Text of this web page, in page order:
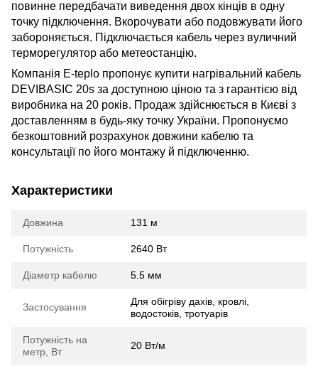
повинне передбачати виведення двох кінців в одну
точку підключення. Вкорочувати або подовжувати його
забороняється. Підключається кабель через вуличний
терморегулятор або метеостанцію.
Компанія E-teplo пропонує купити нагрівальний кабель
DEVIBASIC 20s за доступною ціною та з гарантією від
виробника на 20 років. Продаж здійснюється в Києві з
доставленням в будь-яку точку України. Пропонуємо
безкоштовний розрахунок довжини кабелю та
консультації по його монтажу й підключенню.
Характеристики
Довжина 131 м
Потужність 2640 Вт
Діаметр кабелю 5.5 мм
Застосування
Для обігріву дахів, кровлі,
водостоків, тротуарів
Потужність на
метр, Вт
20 Вт/м